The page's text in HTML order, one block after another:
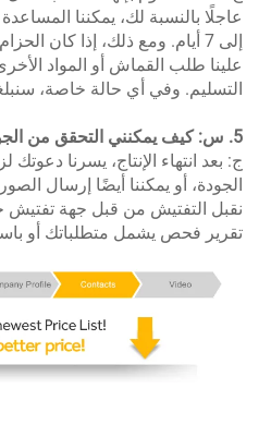
إلى 7 أيام. ومع ذلك، إذا كان
علينا طلب القماش أو المواد
التسليم. وفي أي حالة خاصة،
5. س: كيف يمكنني التحقق من الجودة بعد تقديم الطلب
ج: بعد انتهاء الإنتاج، يسرنا
الجودة، أو يمكننا أيضًا إرسال
نقبل التفتيش من قبل جهة
تقرير فحص يشمل متطلباتك أو